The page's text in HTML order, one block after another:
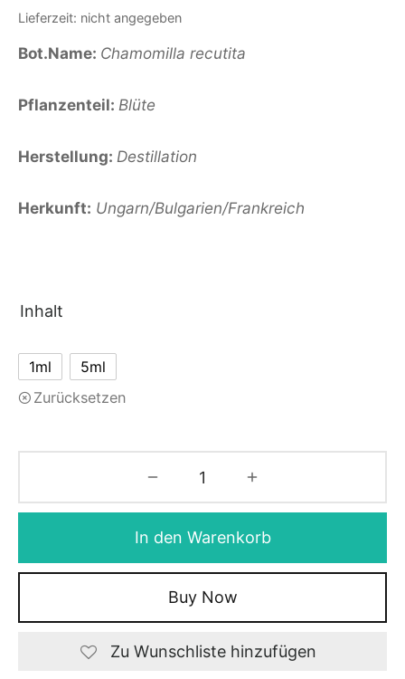
€59,90
Lieferzeit: nicht angegeben
Bot.Name: Chamomilla recutita
Pflanzenteil: Blüte
Herstellung: Destillation
Herkunft: Ungarn/Bulgarien/Frankreich
Inhalt
1ml
5ml
Zurücksetzen
In den Warenkorb
Buy Now
Zu Wunschliste hinzufügen